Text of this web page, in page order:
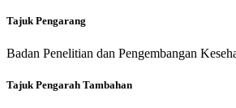
Tajuk Pengarang
Badan Penelitian dan Pengembangan
Tajuk Pengarah Tambahan